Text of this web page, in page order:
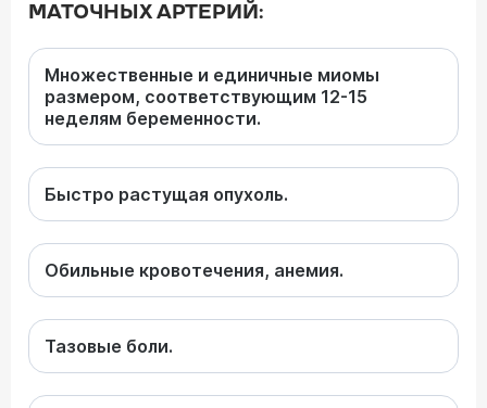
МАТОЧНЫХ АРТЕРИЙ:
Множественные и единичные миомы
размером, соответствующим 12-15
неделям беременности.
Быстро растущая опухоль.
Обильные кровотечения, анемия.
Тазовые боли.